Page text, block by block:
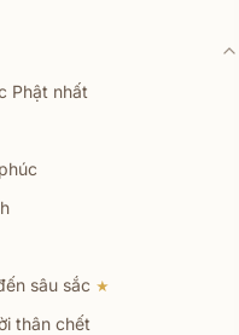
tu tập
Phật nhất
sâu sắc ★
thân chết